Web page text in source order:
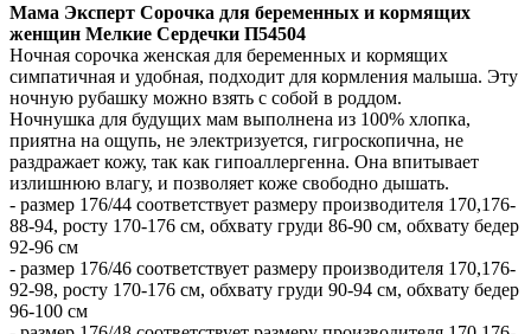
Мама Эксперт Сорочка для беременных и кормящих
женщин Мелкие Сердечки П54504
Ночная сорочка женская для беременных и кормящих
симпатичная и удобная, подходит для кормления малыша. Эту
ночную рубашку можно взять с собой в роддом.
Ночнушка для будущих мам выполнена из 100% хлопка,
приятна на ощупь, не электризуется, гигроскопична, не
раздражает кожу, так как гипоаллергенна. Она впитывает
излишнюю влагу, и позволяет коже свободно дышать.
- размер 176/44 соответствует размеру производителя 170,176-
88-94, росту 170-176 см, обхвату груди 86-90 см, обхвату бедер
92-96 см
- размер 176/46 соответствует размеру производителя 170,176-
92-98, росту 170-176 см, обхвату груди 90-94 см, обхвату бедер
96-100 см